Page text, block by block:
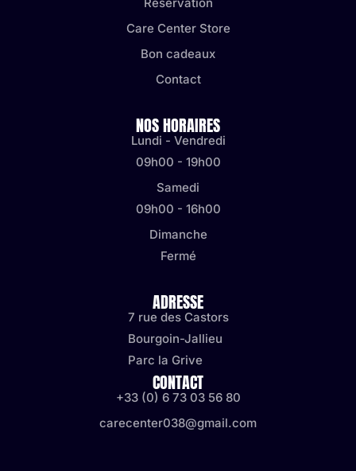
Care Center Store
Bon cadeaux
Contact
NOS HORAIRES
Lundi - Vendredi
09h00 - 19h00
Samedi
09h00 - 16h00
Dimanche
Fermé
ADRESSE
7 rue des Castors
Bourgoin-Jallieu
Parc la Grive
CONTACT
+33 (0) 6 73 03 56 80
carecenter038@gmail.com